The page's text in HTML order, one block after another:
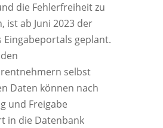
die Fehlerfreiheit zu
ist ab Juni 2023 der
Eingabeportals geplant.
selbst
Daten können nach
und Freigabe
in die Datenbank